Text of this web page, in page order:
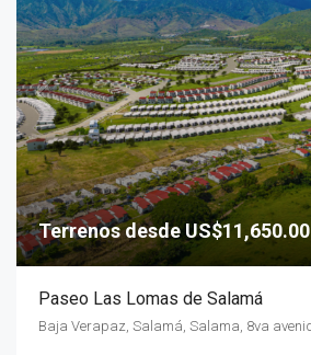
Terrenos desde US$11,650.00
Paseo Las Lomas de Salamá